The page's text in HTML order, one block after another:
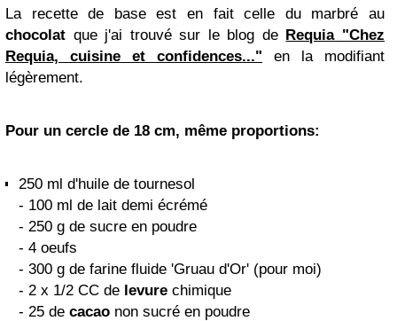
La recette de base est en fait celle du marbré au
chocolat que j'ai trouvé sur le blog de Requia "Chez
Requia, cuisine et confidences..." en la modifiant
légèrement.
Pour un cercle de 18 cm, même proportions:
250 ml d'huile de tournesol
- 100 ml de lait demi écrémé
- 250 g de sucre en poudre
- 4 oeufs
- 300 g de farine fluide 'Gruau d'Or' (pour moi)
- 2 x 1/2 CC de levure chimique
- 25 de cacao non sucré en poudre